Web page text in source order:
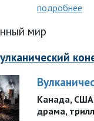
подробнее
мир
Канада, США
драма,